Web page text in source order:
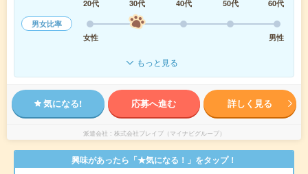
20代
30代 40代 50代
60代
男女比率
女性
男性
もっと見る
気になる! 応募へ進む 詳しく見る
派遣会社 株式会社ブレイブ（マイナビグループ）
興味があったら「★気になる！」をタップ！